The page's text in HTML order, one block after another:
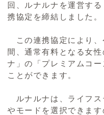
回、ルナルナを運営す
携協定を締結しました。
この連携協定により、
間、通常有料となる女
ナ」の「プレミアムコ
ことができます。
ルナルナは、ライフス
やモードを選択できま